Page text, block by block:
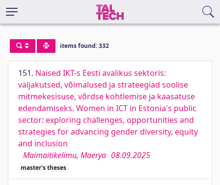
items found: 332
151. Naised IKT-s Eesti avalikus sektoris:
väljakutsed, võimalused ja strateegiad soolise
mitmekesisuse, võrdse kohtlemise ja kaasatuse
edendamiseks. Women in ICT in Estonia's public
sector: exploring challenges, opportunities and
strategies for advancing gender diversity, equity
and inclusion
Maimaitikelimu, Maerya 08.09.2025
master's theses